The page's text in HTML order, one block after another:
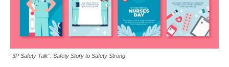
“3P Safety Talk”: Safety Story to Safety Strong